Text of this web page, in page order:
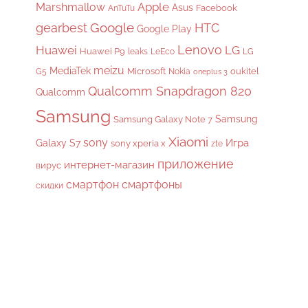
Marshmallow AnTuTu Apple Asus Facebook
gearbestGoogle Google Play HTC
Huawei Huawei P9 leaks LeEco Lenovo LG LG
G5 MediaTek meizu Microsoft Nokia oneplus 3 oukitel
Qualcomm Qualcomm Snapdragon 820
Samsung Samsung Galaxy Note 7 Samsung
Galaxy S7 sony sony xperia x Xiaomi zte Игра
вирус интернет-магазин приложение
скидки смартфон смартфоны